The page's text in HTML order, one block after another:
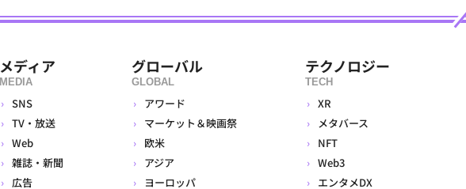
メディア
MEDIA
SNS
TV・放送
Web
雑誌・新聞
広告
グローバル
GLOBAL
アワード
マーケット＆映画祭
欧米
アジア
ヨーロッパ
テクノロジー
TECH
XR
メタバース
NFT
Web3
エンタメDX